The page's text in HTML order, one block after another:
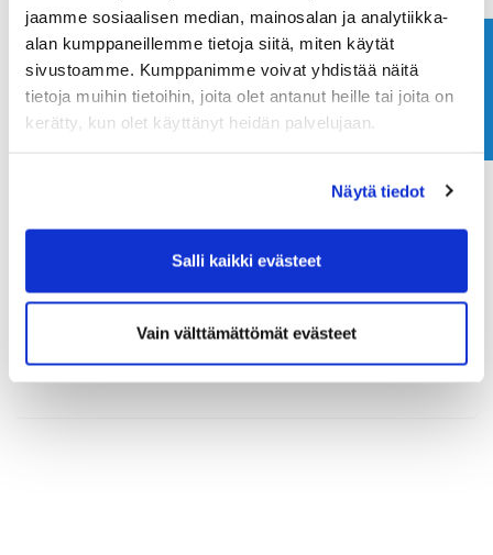
jaamme sosiaalisen median, mainosalan ja analytiikka-
alan kumppaneillemme tietoja siitä, miten käytät
sivustoamme. Kumppanimme voivat yhdistää näitä
tietoja muihin tietoihin, joita olet antanut heille tai joita on
kerätty, kun olet käyttänyt heidän palvelujaan.
Näytä tiedot
Salli kaikki evästeet
Vain välttämättömät evästeet
Valitse seura:
Jäsennumero:
Rekisteröidy
Haluan tilata Ringside Golf uutiskirjeen
Olen lukenuttietosuojaselosteen
henkilötietojeni käsittelyn (*)
(*) Tieto on pakollinen